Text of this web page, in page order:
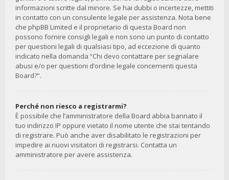
informazioni scritte dal minore. Se hai dubbi o incertezze, mettiti
in contatto con un consulente legale per assistenza. Nota bene
che phpBB Limited e il proprietario di questa Board non
possono fornire consigli legali e non sono un punto di contatto
per questioni legali di qualsiasi tipo, ad eccezione di quanto
indicato nella domanda “Chi devo contattare per segnalare
abusi e/o per questioni d’ordine legale concernenti questa
Board?”.
Perché non riesco a registrarmi?
È possibile che l’amministratore della Board abbia bannato il
tuo indirizzo IP oppure vietato il nome utente che stai tentando
di registrare. Può anche aver disabilitato le registrazioni per
impedire ai nuovi visitatori di registrarsi. Contatta un
amministratore per avere assistenza.